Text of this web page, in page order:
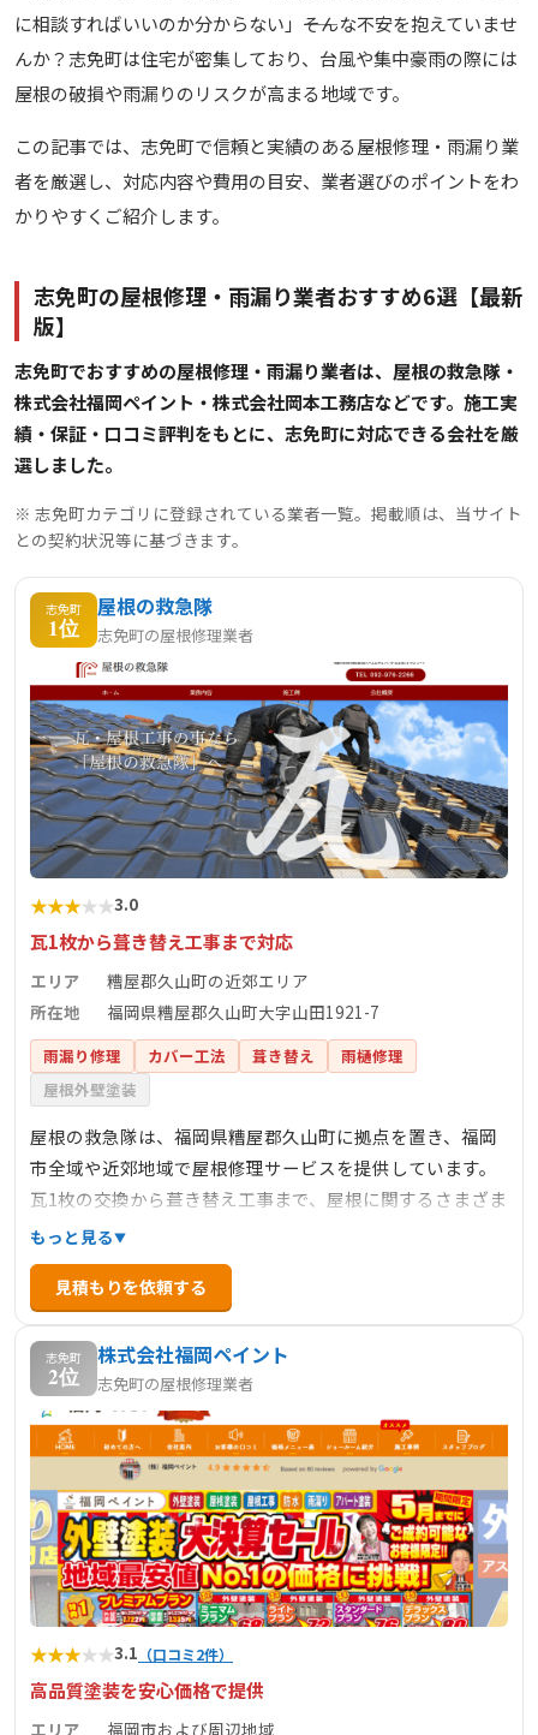
に相談すればいいのか分からない」――そんな不安を抱えていませ
んか？志免町は住宅が密集しており、台風や集中豪雨の際には
屋根の破損や雨漏りのリスクが高まる地域です。
この記事では、志免町で信頼と実績のある屋根修理・雨漏り業
者を厳選し、対応内容や費用の目安、業者選びのポイントをわ
かりやすくご紹介します。
志免町の屋根修理・雨漏り業者おすすめ6選【最新
版】
志免町でおすすめの屋根修理・雨漏り業者は、屋根の救急隊・
株式会社福岡ペイント・株式会社岡本工務店などです。施工実
績・保証・口コミ評判をもとに、志免町に対応できる会社を厳
選しました。
※ 志免町カテゴリに登録されている業者一覧。掲載順は、当サイト
との契約状況等に基づきます。
志免町
1位
屋根の救急隊
志免町の屋根修理業者
★★★★★3.0
瓦1枚から葺き替え工事まで対応
エリア
糟屋郡久山町の近郊エリア
所在地
福岡県糟屋郡久山町大字山田1921-7
雨漏り修理 カバー工法 葺き替え
雨樋修理
屋根外壁塗装
屋根の救急隊は、福岡県糟屋郡久山町に拠点を置き、福岡
市全域や近郊地域で屋根修理サービスを提供しています。
瓦1枚の交換から葺き替え工事まで、屋根に関するさまざま
なトラブルに対応しています。特に、雨漏り修理、葺き替
え、雨樋の交換・修理、瓦の交換・工事など、経験豊富な
職人が丁寧に作業を行います。現地調査や診断を無料で実
施しており、お客様の建物・屋根の現状を的確に把握し、
最適な施工プランを提案しています。
もっと見る
見積もりを依頼する
志免町
2位
株式会社福岡ペイント
志免町の屋根修理業者
★★★★★3.1 （口コミ2件）
高品質塗装を安心価格で提供
エリア 福岡市および周辺地域